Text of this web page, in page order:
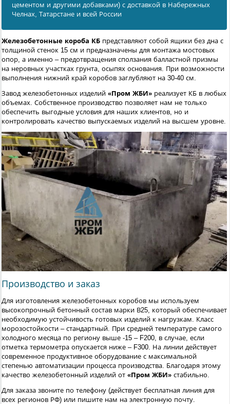
цементом и другими добавками) с доставкой в Набережных
Челнах, Татарстане и всей России
Железобетонные короба КБ представляют собой ящики без дна с
толщиной стенок 15 см и предназначены для монтажа мостовых
опор, а именно – предотвращения сползания балластной призмы
на неровных участках грунта, осыпях основания. При возможности
выполнения нижний край коробов заглубляют на 30-40 см.
Завод железобетонных изделий «Пром ЖБИ» реализует КБ в любых
объемах. Собственное производство позволяет нам не только
обеспечить выгодные условия для наших клиентов, но и
контролировать качество выпускаемых изделий на высшем уровне.
Производство и заказ
Для изготовления железобетонных коробов мы используем
высокопрочный бетонный состав марки В25, который обеспечивает
необходимую устойчивость готовых изделий к нагрузкам. Класс
морозостойкости – стандартный. При средней температуре самого
холодного месяца по региону выше -15 – F200, в случае, если
отметка термометра опускается ниже – F300. На линии действует
современное продуктивное оборудование с максимальной
степенью автоматизации процесса производства. Благодаря этому
качество железобетонный изделий от «Пром ЖБИ» стабильно.
Для заказа звоните по телефону (действует бесплатная линия для
всех регионов РФ) или пишите нам на электронную почту.